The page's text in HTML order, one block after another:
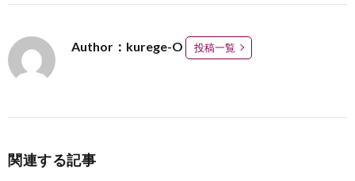
Author：kurege-O 投稿一覧
関連する記事